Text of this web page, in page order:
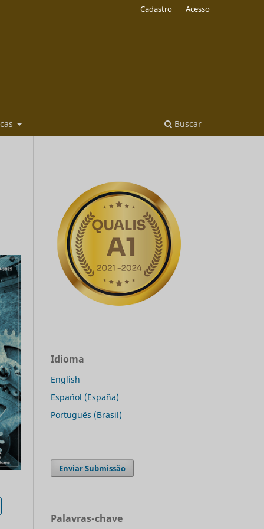
Buscar
Cadastro Acesso
Idioma
English
Español (España)
Português (Brasil)
Enviar Submissão
Palavras-chave